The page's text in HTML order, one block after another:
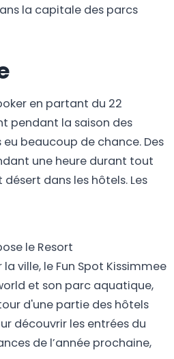
la capitale des parcs
en partant du 22
pendant la saison des
beaucoup de chance. Des
une heure durant tout
dans les hôtels. Les
le Resort
ville, le Fun Spot Kissimmee
et son parc aquatique,
d'une partie des hôtels
découvrir les entrées du
de l’année prochaine,